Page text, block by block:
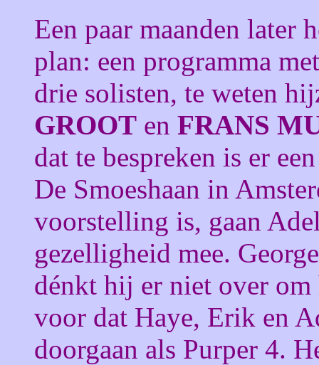
Een paar maanden later
plan: een programma
drie solisten, te weten
GROOT en FRANS
dat te bespreken is er
De Smoeshaan in
voorstelling is, gaan
gezelligheid mee.
dénkt hij er niet over om
voor dat Haye, Erik en
doorgaan als Purper 4.